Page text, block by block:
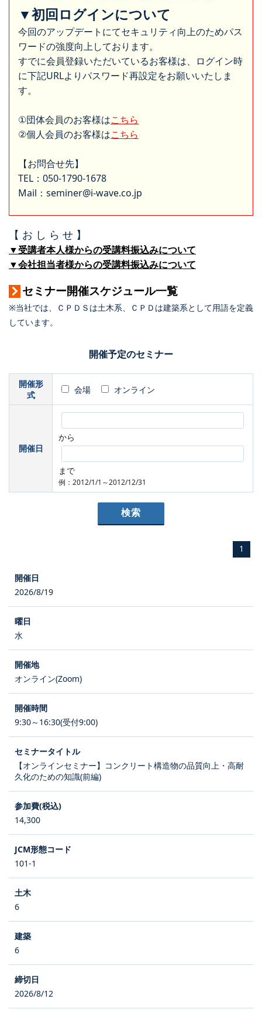
▼初回ログインについて
今回のアップデートにてセキュリティ向上のためパス
ワードの強度向上しております。
すでに会員登録いただいているお客様は、ログイン時
に下記URLよりパスワード再設定をお願いいたしま
す。
①団体会員のお客様はこちら
②個人会員のお客様はこちら
【お問合せ先】
TEL：050-1790-1678
Mail：seminer@i-wave.co.jp
【 お し ら せ 】
▼受講者本人様からの受講料振込みについて
▼会社担当者様からの受講料振込みについて
セミナー開催スケジュール一覧
※当社では、ＣＰＤＳは土木系、ＣＰＤは建築系として用語を定義
しています。
開催予定のセミナー
開催形
式
会場 オンライン
開催日
から
まで
例：2012/1/1～2012/12/31
1
2026/8/19
水
オンライン(Zoom)
9:30～16:30(受付9:00)
【オンラインセミナー】コンクリート構造物の品質向上・高耐
久化のための知識(前編)
14,300
101-1
6
6
2026/8/12